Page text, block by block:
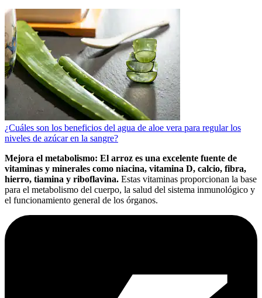
¿Cuáles son los beneficios del agua de aloe vera para regular los
niveles de azúcar en la sangre?
Mejora el metabolismo: El arroz es una excelente fuente de
vitaminas y minerales como niacina, vitamina D, calcio, fibra,
hierro, tiamina y riboflavina. Estas vitaminas proporcionan la base
para el metabolismo del cuerpo, la salud del sistema inmunológico y
el funcionamiento general de los órganos.